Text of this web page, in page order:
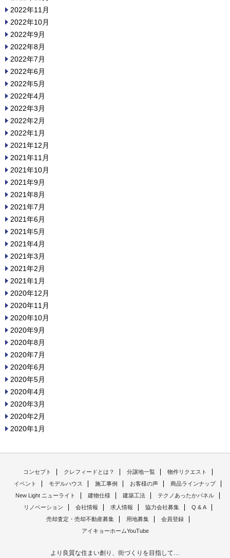
2022年11月
2022年10月
2022年9月
2022年8月
2022年7月
2022年6月
2022年5月
2022年4月
2022年3月
2022年2月
2022年1月
2021年12月
2021年11月
2021年10月
2021年9月
2021年8月
2021年7月
2021年6月
2021年5月
2021年4月
2021年3月
2021年2月
2021年1月
2020年12月
2020年11月
2020年10月
2020年9月
2020年8月
2020年7月
2020年6月
2020年5月
2020年4月
2020年3月
2020年2月
2020年1月
コンセプト クレフィードとは？ 分譲地一覧
物件リクエスト
イベント
モデルハウス 施工事例 お客様の声
商品ラインナップ
New Light ニューライト
建物仕様 建築工法
テクノあったかパネル
リノベーション
会社情報 求人情報 協力会社募集
Q & A
売却査定・売却不動産募集
用地募集
会員登録
アイキョーホームYouTube
より良質な住まい創り、街づくりを目指して…